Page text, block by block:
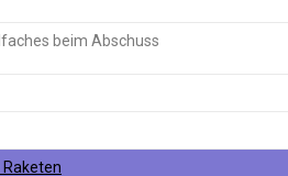
beim Abschuss